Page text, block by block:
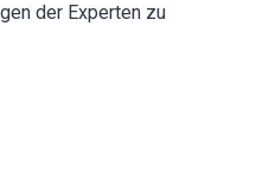
der Experten zu